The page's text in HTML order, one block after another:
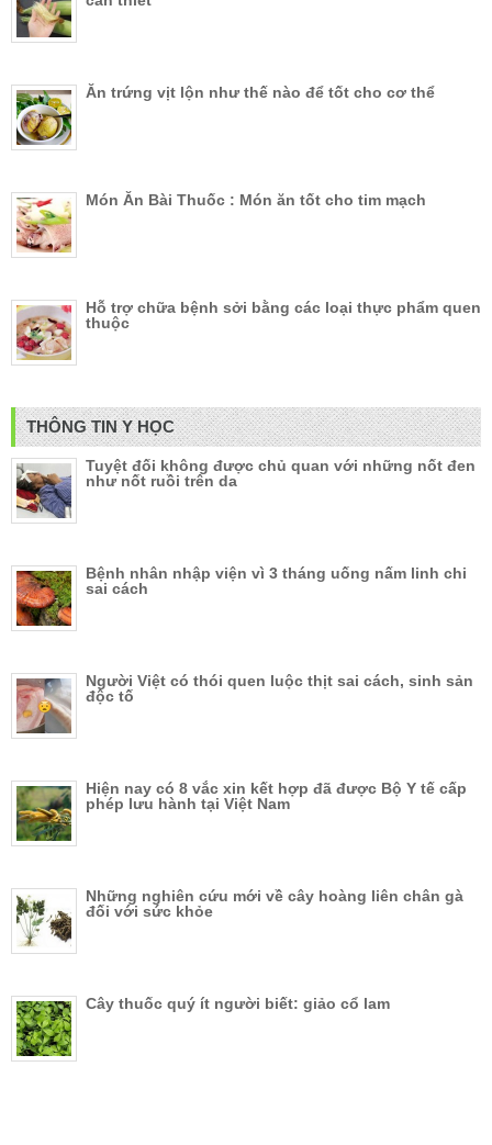
Ăn trứng vịt lộn như thế nào để tốt cho cơ thể
Món Ăn Bài Thuốc : Món ăn tốt cho tim mạch
Hỗ trợ chữa bệnh sởi bằng các loại thực phẩm quen
thuộc
THÔNG TIN Y HỌC
Tuyệt đối không được chủ quan với những nốt đen
như nốt ruồi trên da
Bệnh nhân nhập viện vì 3 tháng uống nấm linh chi
sai cách
Người Việt có thói quen luộc thịt sai cách, sinh sản
độc tố
Hiện nay có 8 vắc xin kết hợp đã được Bộ Y tế cấp
phép lưu hành tại Việt Nam
Những nghiên cứu mới về cây hoàng liên chân gà
đối với sức khỏe
Cây thuốc quý ít người biết: giảo cổ lam